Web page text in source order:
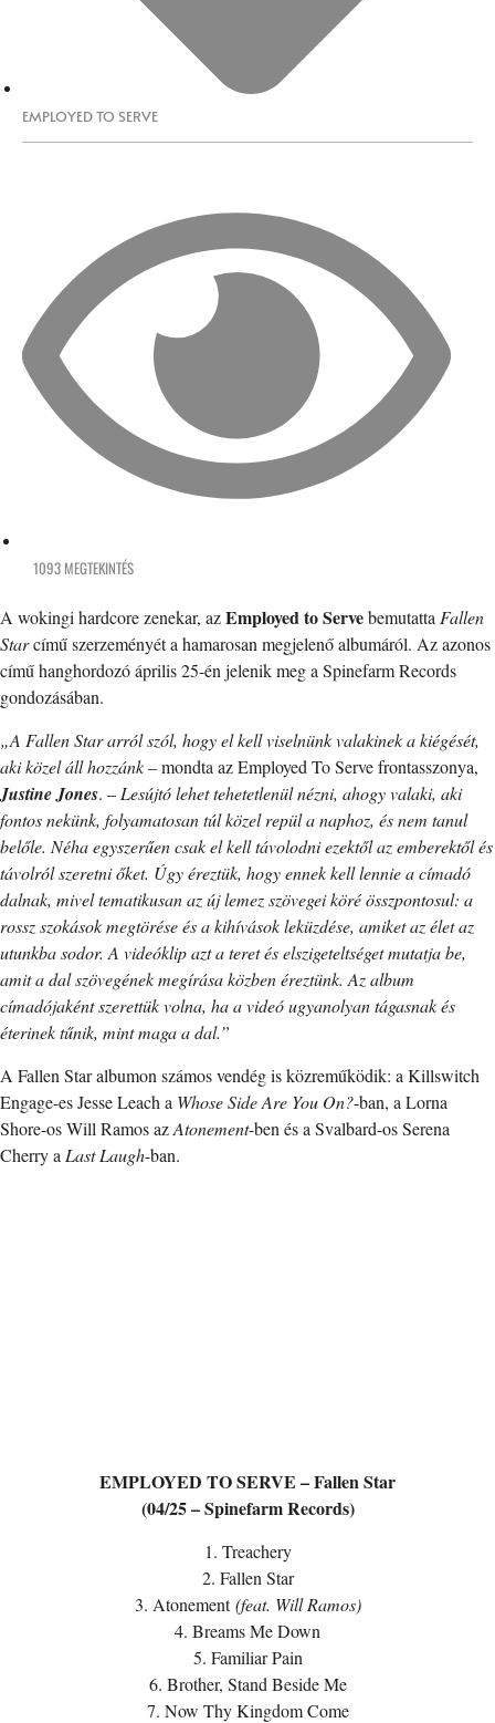
EMPLOYED TO SERVE
1093 MEGTEKINTÉS
A wokingi hardcore zenekar, azEmployed to Servebemutatta Fallen
Starcímű szerzeményét a hamarosan megjelenő albumáról. Az azonos
című hanghordozó április 25-én jelenik meg a Spinefarm Records
gondozásában.
„A Fallen Star arról szól, hogy el kell viselnünk valakinek a kiégését,
aki közel áll hozzánk– mondta az Employed To Serve frontasszonya,
Justine Jones. – Lesújtó lehet tehetetlenül nézni, ahogy valaki, aki
fontos nekünk, folyamatosan túl közel repül a naphoz, és nem tanul
belőle. Néha egyszerűen csak el kell távolodni ezektől az emberektől és
távolról szeretni őket. Úgy éreztük, hogy ennek kell lennie a címadó
dalnak, mivel tematikusan az új lemez szövegei köré összpontosul: a
rossz szokások megtörése és a kihívások leküzdése, amiket az élet az
utunkba sodor. A videóklip azt a teret és elszigeteltséget mutatja be,
amit a dal szövegének megírása közben éreztünk. Az album
címadójaként szerettük volna, ha a videó ugyanolyan tágasnak és
éterinek tűnik, mint maga a dal.”
A Fallen Star albumon számos vendég is közreműködik: a Killswitch
Engage-es Jesse Leach a Whose Side Are You On?-ban, a Lorna
Shore-os Will Ramos azAtonement-ben és a Svalbard-os Serena
Cherry a Last Laugh-ban.
EMPLOYED TO SERVE – Fallen Star
(04/25 – Spinefarm Records)
1. Treachery
2. Fallen Star
3. Atonement(feat. Will Ramos)
4. Breams Me Down
5. Familiar Pain
6. Brother, Stand Beside Me
7. Now Thy Kingdom Come